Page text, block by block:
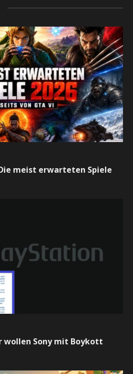
meist erwarteten Spiele
wollen Sony mit Boykott